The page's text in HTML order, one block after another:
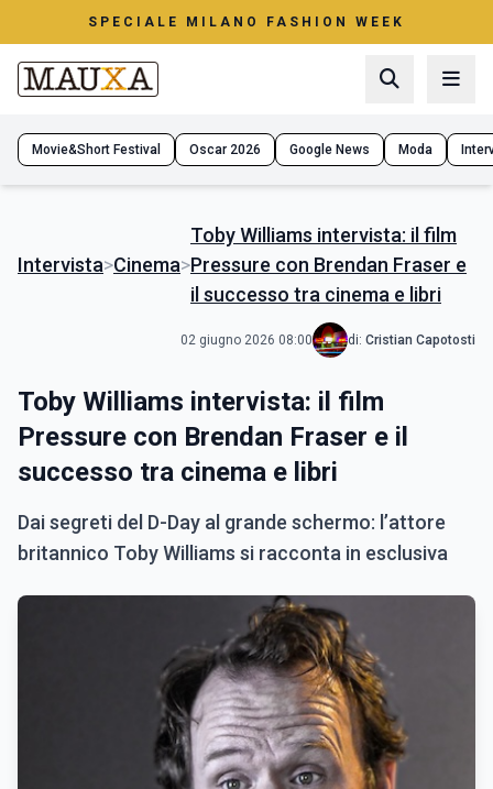
SPECIALE MILANO FASHION WEEK
Movie&Short Festival Oscar 2026 Google News Moda
Intervista>Cinema>
Toby Williams intervista: il film
Pressure con Brendan Fraser e
il successo tra cinema e libri
02 giugno 2026 08:00 di: Cristian Capotosti
Toby Williams intervista: il film
Pressure con Brendan Fraser e il
successo tra cinema e libri
Dai segreti del D-Day al grande schermo: l’attore
britannico Toby Williams si racconta in esclusiva